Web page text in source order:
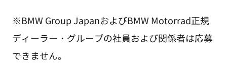
※BMW Group JapanおよびBMW Motorrad正規
ディーラー・グループの社員および関係者は応募
できません。